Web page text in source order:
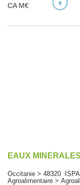
CA M€
EAUX
Occitanie > 48320
Agroalimentaire >